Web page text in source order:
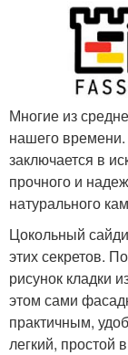
Многие из
нашего времени.
заключается в
прочного и
натурального
Цокольный
этих секретов.
рисунок кладки
этом сами
практичным,
легкий, простой